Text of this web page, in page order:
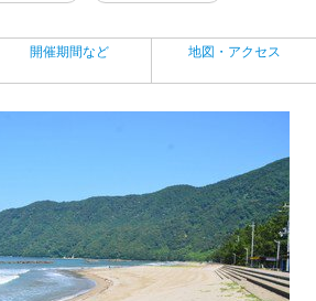
開催期間など 地図・アクセス